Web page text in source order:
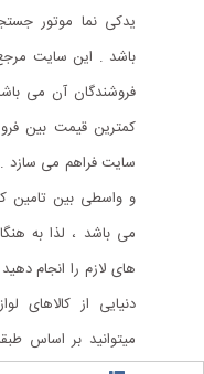
یدکی نما موتور
باشد . این سایت
فروشندگان آن می
کمترین قیمت بین
سایت فراهم می سازد
و واسطی بین تامین
می باشد ، لذا به
های لازم را انجام
دنیایی از کالاهای
میتوانید بر اساس